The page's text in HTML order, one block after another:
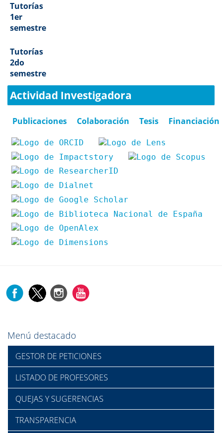
Tutorías
1er
semestre
Tutorías
2do
semestre
Actividad Investigadora
Publicaciones Colaboración Tesis Financiación
Menú destacado
GESTOR DE PETICIONES
LISTADO DE PROFESORES
QUEJAS Y SUGERENCIAS
TRANSPARENCIA